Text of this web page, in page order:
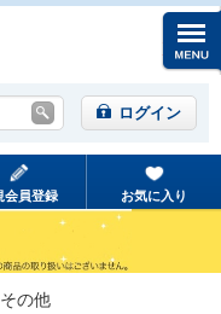
ログイン
会員登録 お気に入り
その他